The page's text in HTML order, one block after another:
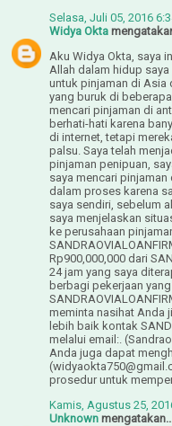
Selasa, Juli 05, 2016
Widya Okta
Aku Widya Okta, saya
Allah dalam hidup
untuk pinjaman di Asia
yang buruk di
mencari pinjaman di
berhati-hati karena
di internet, tetapi
palsu. Saya telah
pinjaman penipuan,
saya mencari
dalam proses karena
saya sendiri, sebelum
saya menjelaskan
ke perusahaan
Rp900,000,000 dari
24 jam yang saya
berbagi pekerjaan
meminta nasihat Anda
lebih baik kontak
melalui email:.
Anda juga dapat
prosedur untuk
Kamis, Agustus 25,
Unknown